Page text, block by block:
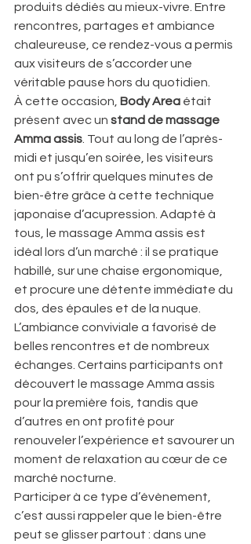
produits dédiés au mieux-vivre. Entre
rencontres, partages et ambiance
chaleureuse, ce rendez-vous a permis
aux visiteurs de s’accorder une
véritable pause hors du quotidien.
À cette occasion, Body Area était
présent avec un stand de massage
Amma assis . Tout au long de l’après-
midi et jusqu’en soirée, les visiteurs
ont pu s’offrir quelques minutes de
bien-être grâce à cette technique
japonaise d’acupression. Adapté à
tous, le massage Amma assis est
idéal lors d’un marché : il se pratique
habillé, sur une chaise ergonomique,
et procure une détente immédiate du
dos, des épaules et de la nuque.
L’ambiance conviviale a favorisé de
belles rencontres et de nombreux
échanges. Certains participants ont
découvert le massage Amma assis
pour la première fois, tandis que
d’autres en ont profité pour
renouveler l’expérience et savourer un
moment de relaxation au cœur de ce
marché nocturne.
Participer à ce type d’évènement,
c’est aussi rappeler que le bien-être
peut se glisser partout : dans une